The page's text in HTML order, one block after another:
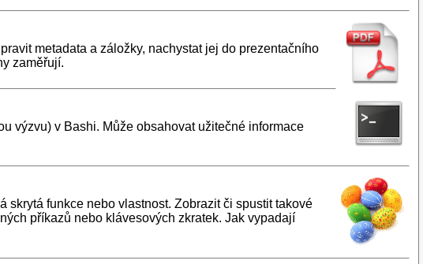
metadata a záložky, nachystat jej do prezentačního
zaměřují.
výzvu) v Bashi. Může obsahovat užitečné informace
funkce nebo vlastnost. Zobrazit či spustit takové
příkazů nebo klávesových zkratek. Jak vypadají